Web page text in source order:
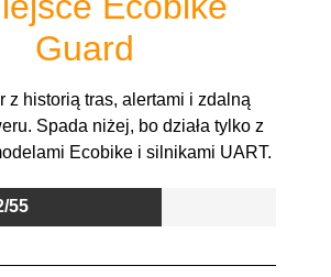
Guard
z historią tras, alertami i zdalną
Spada niżej, bo działa tylko z
Ecobike i silnikami UART.
55